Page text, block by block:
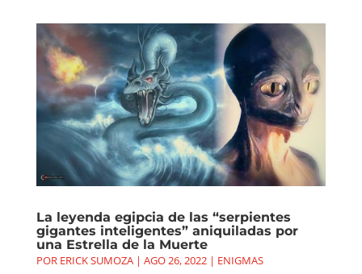
La leyenda egipcia de las “serpientes
gigantes inteligentes” aniquiladas por
una Estrella de la Muerte
POR ERICK SUMOZA| AGO 26, 2022| ENIGMAS